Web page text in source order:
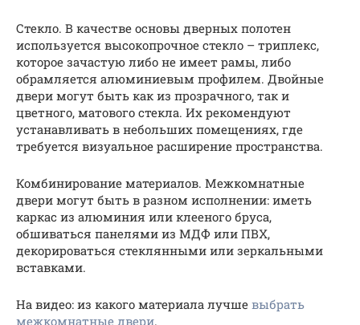
Стекло. В качестве основы дверных полотен
используется высокопрочное стекло – триплекс,
которое зачастую либо не имеет рамы, либо
обрамляется алюминиевым профилем. Двойные
двери могут быть как из прозрачного, так и
цветного, матового стекла. Их рекомендуют
устанавливать в небольших помещениях, где
требуется визуальное расширение пространства.
Комбинирование материалов. Межкомнатные
двери могут быть в разном исполнении: иметь
каркас из алюминия или клееного бруса,
обшиваться панелями из МДФ или ПВХ,
декорироваться стеклянными или зеркальными
вставками.
На видео: из какого материала лучше выбрать
межкомнатные двери.